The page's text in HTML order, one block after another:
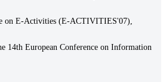
on E-Activities (E-ACTIVITIES'07),
14th European Conference on Information